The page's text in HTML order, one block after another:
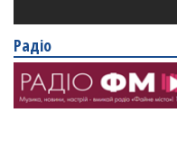
Радіо